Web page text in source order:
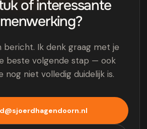
of interessante
bericht. Ik denk graag met je
beste volgende stap — ook
nog niet volledig duidelijk is.